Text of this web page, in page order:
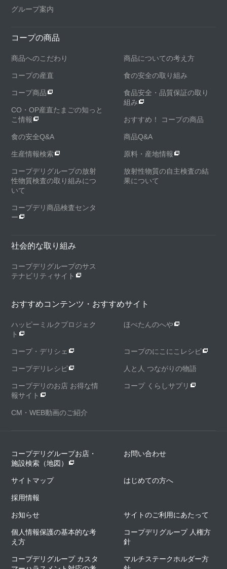
グループ案内
コープの商品
商品へのこだわり 商品についての考え方
コープの産直 食の安全の取り組み
コープ商品
食品安全・品質保証の取り
組み
CO・OP産直たまごの知っと
こ情報
おすすめ！ コープの商品
食の安全Q&A 商品Q&A
生産情報検索 原料・産地情報
コープデリグループの放射
性物質検査の取り組みにつ
いて
放射性物質の自主検査の結
果について
コープデリ商品検査センタ
ー
社会的な取り組み
コープデリグループのサス
テナビリティサイト
おすすめコンテンツ・おすすめサイト
ハッピーミルクプロジェク
ト
ほぺたんのへや
コープ・デリシェ コープのにこにこレシピ
コープデリレシピ 人と人 つながりの物語
コープデリのお店 お得な情
報サイト
コープ くらしサプリ
CM・WEB動画のご紹介
コープデリグループお店・
施設検索（地図）
お問い合わせ
サイトマップ はじめての方へ
採用情報
お知らせ サイトのご利用にあたって
個人情報保護の基本的な考
え方
コープデリグループ 人権方
針
コープデリグループ カスタ
マルチステークホルダー方